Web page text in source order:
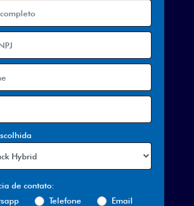
de contato:
Telefone Email